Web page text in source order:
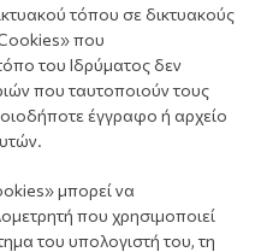
τόπου σε δικτυακούς
που
του Ιδρύματος δεν
που ταυτοποιούν τους
έγγραφο ή αρχείο
μπορεί να
που χρησιμοποιεί
του υπολογιστή του, τη